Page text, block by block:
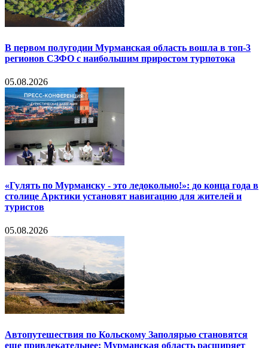
В первом полугодии Мурманская область вошла в топ-3
регионов СЗФО с наибольшим приростом турпотока
05.08.2026
«Гулять по Мурманску - это ледокольно!»: до конца года в
столице Арктики установят навигацию для жителей и
туристов
05.08.2026
Автопутешествия по Кольскому Заполярью становятся
еще привлекательнее: Мурманская область расширяет